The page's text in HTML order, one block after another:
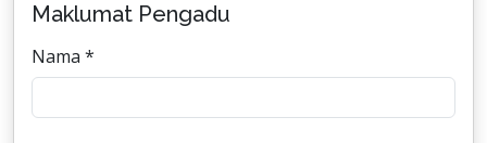
Maklumat Pengadu
Nama *